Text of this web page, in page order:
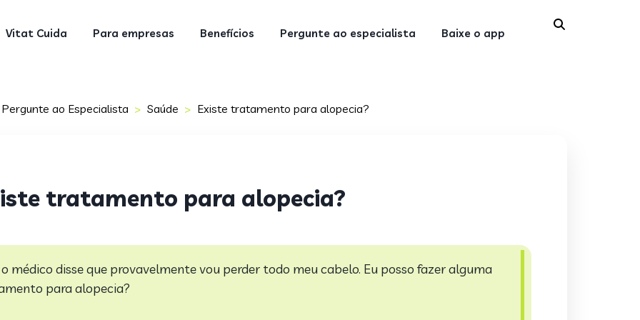
Vitat Cuida Para empresas Benefícios Pergunte ao especialista Baixe o app
Pergunte ao Especialista Saúde Existe tratamento para alopecia?
tratamento para alopecia?
médico disse que provavelmente vou perder todo meu cabelo. Eu posso fazer alguma
para alopecia?